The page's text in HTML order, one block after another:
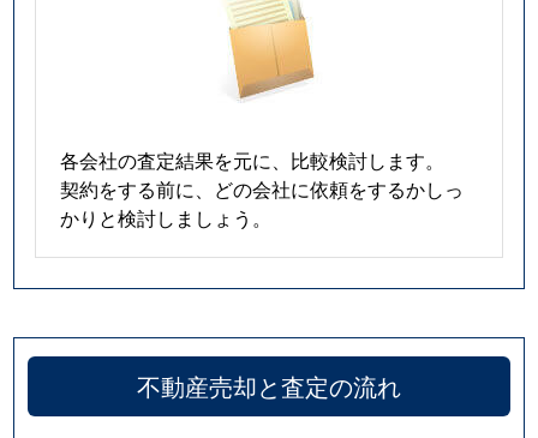
各会社の査定結果を元に、比較検討します。
契約をする前に、どの会社に依頼をするかしっ
かりと検討しましょう。
不動産売却と査定の流れ